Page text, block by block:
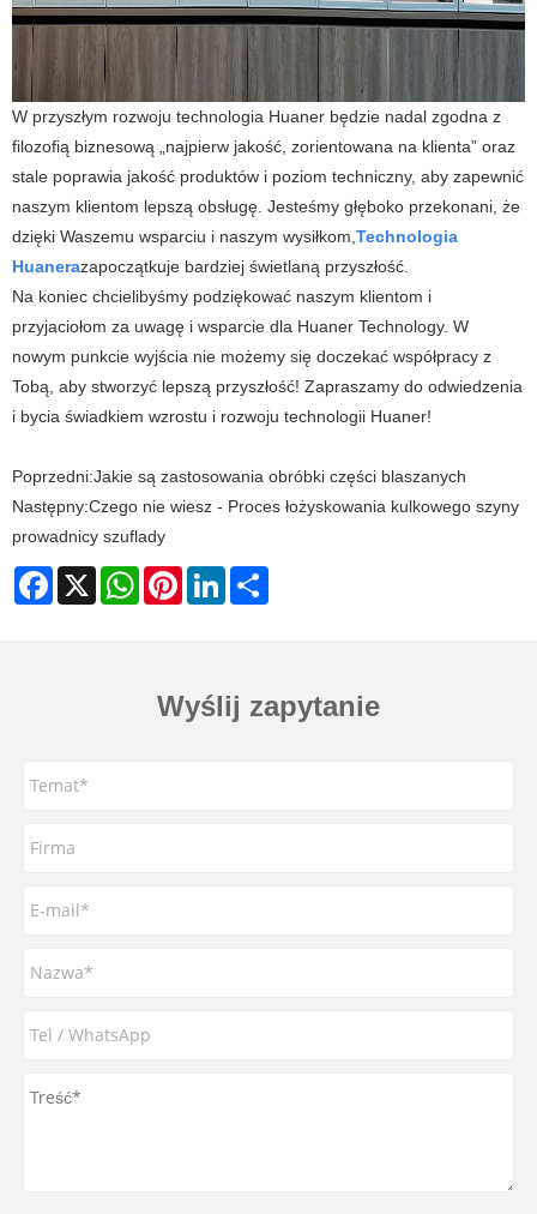
W przyszłym rozwoju technologia Huaner będzie nadal zgodna z
filozofią biznesową „najpierw jakość, zorientowana na klienta” oraz
stale poprawia jakość produktów i poziom techniczny, aby zapewnić
naszym klientom lepszą obsługę. Jesteśmy głęboko przekonani, że
dzięki Waszemu wsparciu i naszym wysiłkom, Technologia
Huanerazapoczątkuje bardziej świetlaną przyszłość.
Na koniec chcielibyśmy podziękować naszym klientom i
przyjaciołom za uwagę i wsparcie dla Huaner Technology. W
nowym punkcie wyjścia nie możemy się doczekać współpracy z
Tobą, aby stworzyć lepszą przyszłość! Zapraszamy do odwiedzenia
i bycia świadkiem wzrostu i rozwoju technologii Huaner!
Poprzedni:Jakie są zastosowania obróbki części blaszanych
Następny:Czego nie wiesz - Proces łożyskowania kulkowego szyny
prowadnicy szuflady
Facebook
X WhatsAppPinterestLinkedIn
Wyślij zapytanie